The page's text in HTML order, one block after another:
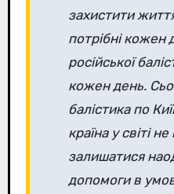
захистити
потрібні кожен
російської
кожен день.
балістика по
країна у світі
залишатися
допомоги в